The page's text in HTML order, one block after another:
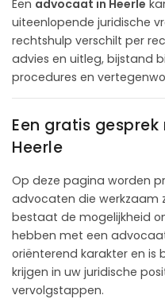
Een advocaat in Heerle
uiteenlopende juridische
rechtshulp verschilt per
advies en uitleg, bijstand
procedures en
Een gratis
Heerle
Op deze pagina worden
advocaten die werkzaam
bestaat de mogelijkheid
hebben met een
oriënterend karakter en is
krijgen in uw juridische
vervolgstappen.